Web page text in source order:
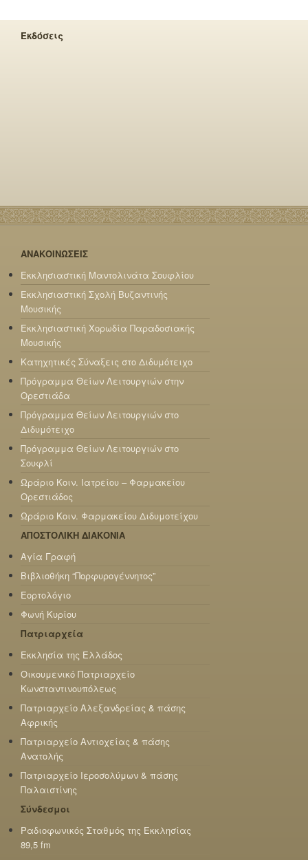
Εκδόσεις
ΑΝΑΚΟΙΝΩΣΕΙΣ
Εκκλησιαστική Μαντολινάτα Σουφλίου
Εκκλησιαστική Σχολή Βυζαντινής
Μουσικής
Εκκλησιαστική Χορωδία Παραδοσιακής
Μουσικής
Κατηχητικές Σύναξεις στο Διδυμότειχο
Πρόγραμμα Θείων Λειτουργιών στην
Ορεστιάδα
Πρόγραμμα Θείων Λειτουργιών στο
Διδυμότειχο
Πρόγραμμα Θείων Λειτουργιών στο
Σουφλί
Ωράριο Κοιν. Ιατρείου – Φαρμακείου
Ορεστιάδος
Ωράριο Κοιν. Φαρμακείου Διδυμοτείχου
ΑΠΟΣΤΟΛΙΚΗ ΔΙΑΚΟΝΙΑ
Αγία Γραφή
Βιβλιοθήκη “Πορφυρογέννητος”
Εορτολόγιο
Φωνή Κυρίου
Πατριαρχεία
Εκκλησία της Ελλάδος
Οικουμενικό Πατριαρχείο
Κωνσταντινουπόλεως
Πατριαρχείο Αλεξανδρείας & πάσης
Αφρικής
Πατριαρχείο Αντιοχείας & πάσης
Ανατολής
Πατριαρχείο Ιεροσολύμων & πάσης
Παλαιστίνης
Σύνδεσμοι
Ραδιοφωνικός Σταθμός της Εκκλησίας
89,5 fm